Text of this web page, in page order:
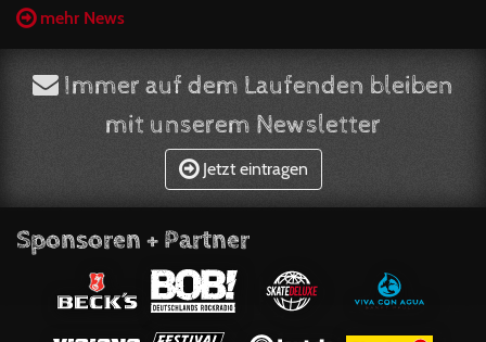
mehr News
Immer auf dem Laufenden bleiben
mit unserem Newsletter
Jetzt eintragen
Sponsoren + Partner